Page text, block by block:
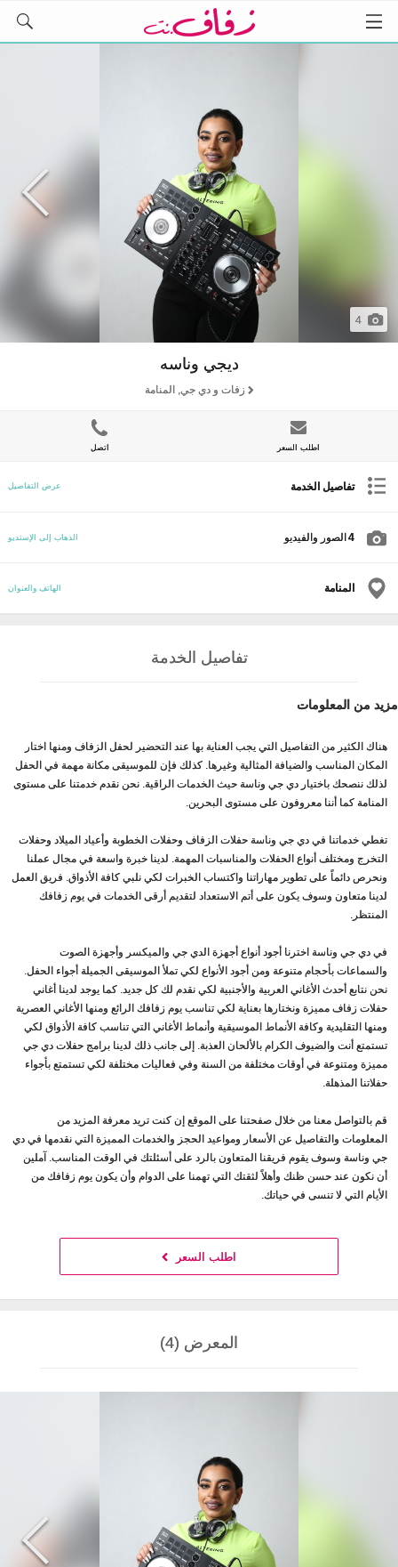
4
ديجي وناسه
زفات و دي جي, المنامة
اطلب السعر اتصل
تفاصيل الخدمة عرض التفاصيل
4 الصور والفيديو الذهاب إلى الإستديو
المنامة الهاتف والعنوان
تفاصيل الخدمة
مزيد من المعلومات
هناك الكثير من التفاصيل التي يجب العناية بها عند التحضير لحفل الزفاف ومنها اختار
المكان المناسب والضيافة المثالية وغيرها. كذلك فإن للموسيقى مكانة مهمة في الحفل
لذلك ننصحك باختيار دي جي وناسة حيث الخدمات الراقية. نحن نقدم خدمتنا على مستوى
المنامة كما أننا معروفون على مستوى البحرين.
تغطي خدماتنا في دي جي وناسة حفلات الزفاف وحفلات الخطوبة وأعياد الميلاد وحفلات
التخرج ومختلف أنواع الحفلات والمناسبات المهمة. لدينا خبرة واسعة في مجال عملنا
ونحرص دائماً على تطوير مهاراتنا واكتساب الخبرات لكي نلبي كافة الأذواق. فريق العمل
لدينا متعاون وسوف يكون على أتم الاستعداد لتقديم أرقى الخدمات في يوم زفافك
المنتظر.
في دي جي وناسة اخترنا أجود أنواع أجهزة الدي جي والميكسر وأجهزة الصوت
والسماعات بأحجام متنوعة ومن أجود الأنواع لكي تملأ الموسيقى الجميلة أجواء الحفل.
نحن نتابع أحدث الأغاني العربية والأجنبية لكي نقدم لك كل جديد. كما يوجد لدينا أغاني
حفلات زفاف مميزة ونختارها بعناية لكي تناسب يوم زفافك الرائع ومنها الأغاني العصرية
ومنها التقليدية وكافة الأنماط الموسيقية وأنماط الأغاني التي تناسب كافة الأذواق لكي
تستمتع أنت والضيوف الكرام بالألحان العذبة. إلى جانب ذلك لدينا برامج حفلات دي جي
مميزة ومتنوعة في أوقات مختلفة من السنة وفي فعاليات مختلفة لكي تستمتع بأجواء
حفلاتنا المذهلة.
قم بالتواصل معنا من خلال صفحتنا على الموقع إن كنت تريد معرفة المزيد من
المعلومات والتفاصيل عن الأسعار ومواعيد الحجز والخدمات المميزة التي نقدمها في دي
جي وناسة وسوف يقوم فريقنا المتعاون بالرد على أسئلتك في الوقت المناسب. آملين
أن نكون عند حسن ظنك وأهلاً لثقتك التي تهمنا على الدوام وأن يكون يوم زفافك من
الأيام التي لا تنسى في حياتك.
اطلب السعر
المعرض (4)